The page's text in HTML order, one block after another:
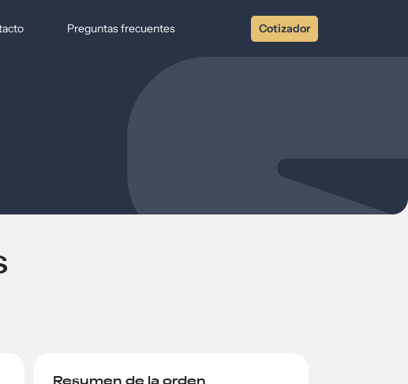
Preguntas frecuentes Cotizador